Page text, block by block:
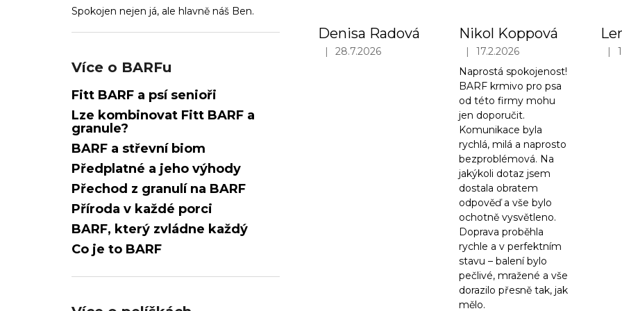
Spokojen nejen já, ale hlavně náš Ben.
Více o BARFu
Fitt BARF a psí senioři
Lze kombinovat Fitt BARF a
granule?
BARF a střevní biom
Předplatné a jeho výhody
Přechod z granulí na BARF
Příroda v každé porci
BARF, který zvládne každý
Co je to BARF
Denisa Radová
Hodnocení obchodu je 5 z 5 hvězdiček.
| 28.7.2026
Nikol Koppová
Hodnocení obchodu je 5 z 5
|
17.2.2026
Naprostá spokojenost!
BARF krmivo pro psa
od této firmy mohu
jen doporučit.
Komunikace byla
rychlá, milá a naprosto
bezproblémová. Na
jakýkoli dotaz jsem
dostala obratem
odpověď a vše bylo
ochotně vysvětleno.
Doprava proběhla
rychle a v perfektním
stavu – balení bylo
pečlivé, mražené a vše
dorazilo přesně tak, jak
mělo.
|